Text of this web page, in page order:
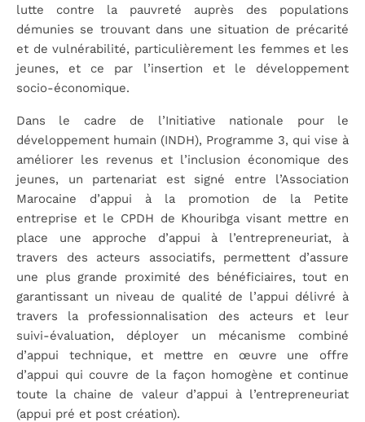
lutte contre la pauvreté auprès des populations
démunies se trouvant dans une situation de précarité
et de vulnérabilité, particulièrement les femmes et les
jeunes, et ce par l’insertion et le développement
socio-économique.
Dans le cadre de l’Initiative nationale pour le
développement humain (INDH), Programme 3, qui vise à
améliorer les revenus et l’inclusion économique des
jeunes, un partenariat est signé entre l’Association
Marocaine d’appui à la promotion de la Petite
entreprise et le CPDH de Khouribga visant mettre en
place une approche d’appui à l’entrepreneuriat, à
travers des acteurs associatifs, permettent d’assure
une plus grande proximité des bénéficiaires, tout en
garantissant un niveau de qualité de l’appui délivré à
travers la professionnalisation des acteurs et leur
suivi-évaluation, déployer un mécanisme combiné
d’appui technique, et mettre en œuvre une offre
d’appui qui couvre de la façon homogène et continue
toute la chaine de valeur d’appui à l’entrepreneuriat
(appui pré et post création).